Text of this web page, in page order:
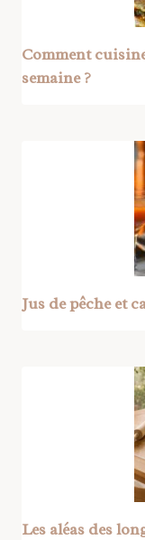
Comment
semaine ?
Jus de pêche et
Les aléas des